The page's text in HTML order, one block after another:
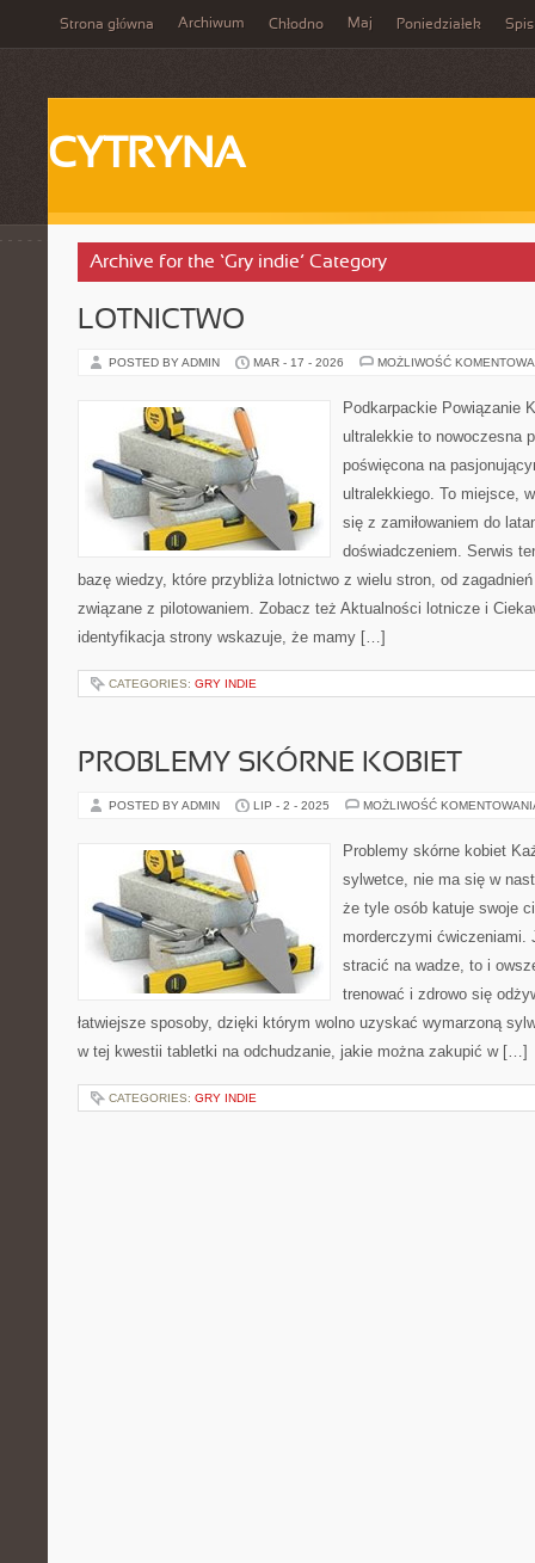
Strona główna Archiwum Chłodno Maj Poniedziałek Spis
CYTRYNA
Archive for the ‘Gry indie’ Category
LOTNICTWO
POSTED BY ADMIN MAR - 17 - 2026 MOŻLIWOŚĆ
Podkarpackie Powiązanie
ultralekkie to nowoczesna
poświęcona na
ultralekkiego. To miejsce,
się z zamiłowaniem do
doświadczeniem. Serwis
bazę wiedzy, które przybliża lotnictwo z wielu stron, od
związane z pilotowaniem. Zobacz też Aktualności lotnicze i
identyfikacja strony wskazuje, że mamy […]
CATEGORIES: GRY INDIE
PROBLEMY SKÓRNE KOBIET
POSTED BY ADMIN LIP - 2 - 2025 MOŻLIWOŚĆ
Problemy skórne kobiet
sylwetce, nie ma się w
że tyle osób katuje swoje
morderczymi
stracić na wadze, to i
trenować i zdrowo się
łatwiejsze sposoby, dzięki którym wolno uzyskać wymarzoną
w tej kwestii tabletki na odchudzanie, jakie można zakupić w […]
CATEGORIES: GRY INDIE